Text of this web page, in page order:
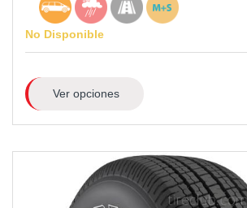
No Disponible
Ver opciones